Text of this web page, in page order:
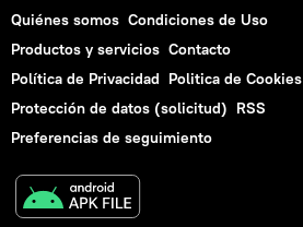
Quiénes somos Condiciones de Uso
Productos y servicios Contacto
Política de Privacidad Politica de Cookies
Protección de datos (solicitud) RSS
Preferencias de seguimiento